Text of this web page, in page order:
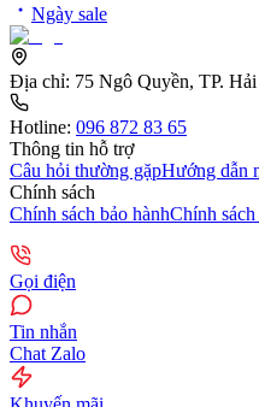
Ngày sale
Địa chỉ: 75 Ngô Quyền, TP.
Hotline: 096 872 83 65
Thông tin hỗ trợ
Câu hỏi thường gặpHướng dẫn
Chính sách
Chính sách bảo hànhChính
Gọi điện
Tin nhắn
Chat Zalo